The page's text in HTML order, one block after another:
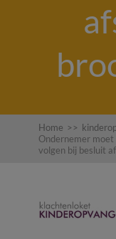
Home >>
Ondernemer
volgen bij besluit